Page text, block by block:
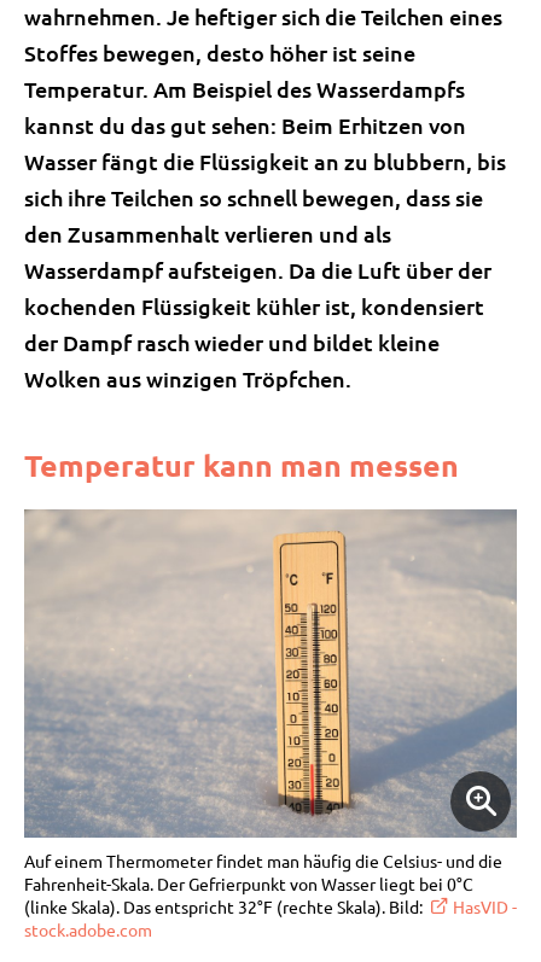
wahrnehmen. Je heftiger sich die Teilchen eines
Stoffes bewegen, desto höher ist seine
Temperatur. Am Beispiel des Wasserdampfs
kannst du das gut sehen: Beim Erhitzen von
Wasser fängt die Flüssigkeit an zu blubbern, bis
sich ihre Teilchen so schnell bewegen, dass sie
den Zusammenhalt verlieren und als
Wasserdampf aufsteigen. Da die Luft über der
kochenden Flüssigkeit kühler ist, kondensiert
der Dampf rasch wieder und bildet kleine
Wolken aus winzigen Tröpfchen.
Temperatur kann man messen
Auf einem Thermometer findet man häufig die Celsius- und die
Fahrenheit-Skala. Der Gefrierpunkt von Wasser liegt bei 0°C
(linke Skala). Das entspricht 32°F (rechte Skala). Bild:
HasVID -
stock.adobe.com